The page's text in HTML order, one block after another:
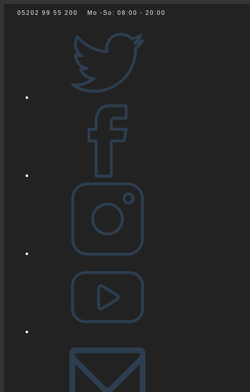
Zum05202 99 55 200 Mo -So: 08:00 - 20:00